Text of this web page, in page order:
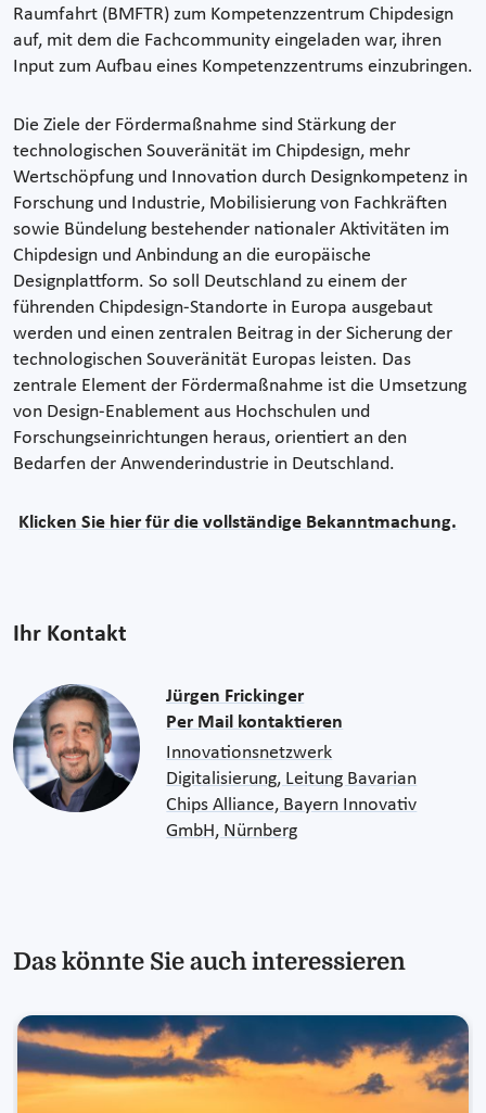
Raumfahrt (BMFTR) zum Kompetenz­zentrum Chipdesign
auf, mit dem die Fachcommunity eingeladen war, ihren
Input zum Aufbau eines Kompetenz­zentrums einzubringen.
Die Ziele der Fördermaßnahme sind Stärkung der
technologischen Souveränität im Chipdesign, mehr
Wertschöpfung und Innovation durch Designkompetenz in
Forschung und Industrie, Mobilisierung von Fachkräften
sowie Bündelung bestehender nationaler Aktivitäten im
Chipdesign und Anbindung an die europäische
Designplattform. So soll Deutschland zu einem der
führenden Chipdesign-Standorte in Europa ausgebaut
werden und einen zentralen Beitrag in der Sicherung der
technologischen Souveränität Europas leisten. Das
zentrale Element der Fördermaßnahme ist die Umsetzung
von Design-Enablement aus Hochschulen und
Forschungseinrichtungen heraus, orientiert an den
Bedarfen der Anwenderindustrie in Deutschland.
Klicken Sie hier für die vollständige Bekanntmachung.
Ihr Kontakt
Jürgen Frickinger
Per Mail kontaktieren
Innovationsnetzwerk
Digitalisierung, Leitung Bavarian
Chips Alliance, Bayern Innovativ
GmbH, Nürnberg
Das könnte Sie auch interessieren